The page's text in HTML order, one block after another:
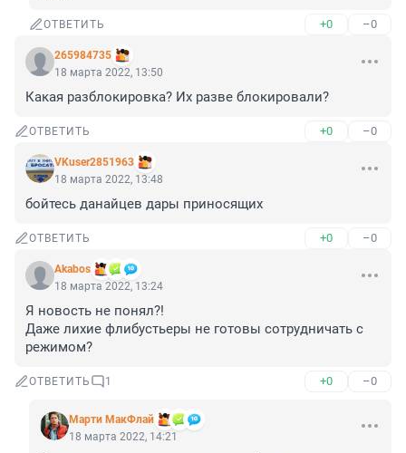
ОТВЕТИТЬ +0 –0
265984735
18 марта 2022, 13:50
Какая разблокировка? Их разве блокировали?
ОТВЕТИТЬ +0 –0
VKuser2851963
18 марта 2022, 13:48
бойтесь данайцев дары приносящих
ОТВЕТИТЬ +0 –0
Akabos
18 марта 2022, 13:24
Я новость не понял?!
Даже лихие флибустьеры не готовы сотрудничать с
режимом?
ОТВЕТИТЬ 1 +0 –0
Марти МакФлай
18 марта 2022, 14:21